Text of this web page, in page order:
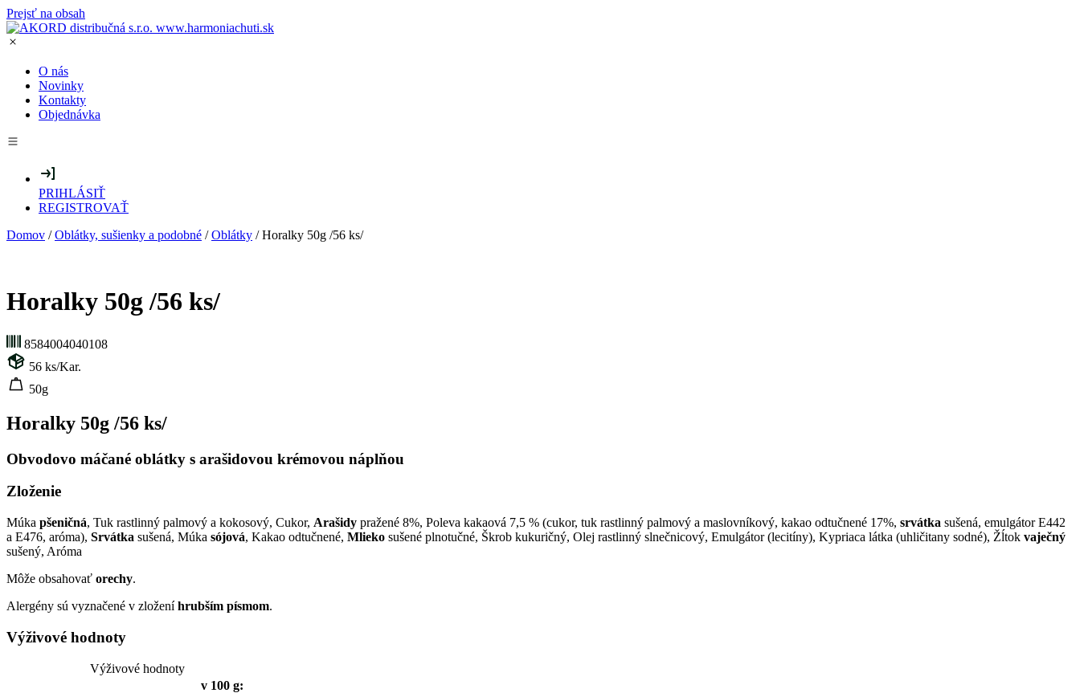
Prejsť na obsah
O nás
Novinky
Kontakty
Objednávka
PRIHLÁSIŤ
REGISTROVAŤ
Domov /Oblátky, sušienky a podobné /Oblátky / Horalky 50g /56 ks/
Horalky 50g /56 ks/
8584004040108
56 ks/Kar.
50g
Horalky 50g /56 ks/
Obvodovo máčané oblátky s arašidovou krémovou náplňou
Zloženie
Múka pšeničná, Tuk rastlinný palmový a kokosový, Cukor, Arašidy pražené 8%, Poleva kakaová 7,5 % (cukor, tuk rastlinný palmový a maslovníkový, kakao odtučnené 17%, srvátka sušená, emulgátor E442
a E476, aróma), Srvátka sušená, Múka sójová, Kakao odtučnené, Mlieko sušené plnotučné, Škrob kukuričný, Olej rastlinný slnečnicový, Emulgátor (lecitíny), Kypriaca látka (uhličitany sodné), Žĺtok vaječný
sušený, Aróma
Môže obsahovať orechy.
Alergény sú vyznačené v zloženíhrubším písmom.
Výživové hodnoty
Výživové hodnoty
v 100 g: